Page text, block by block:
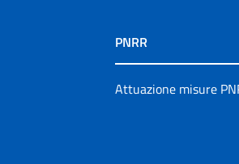
PNRR
Attuazione misure